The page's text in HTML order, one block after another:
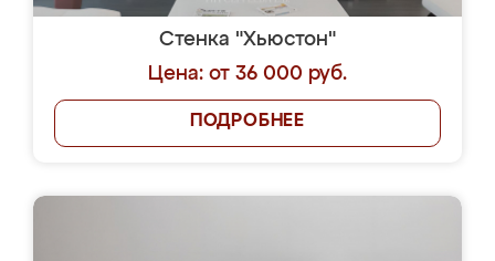
Стенка "Хьюстон"
Цена: от 36 000 руб.
ПОДРОБНЕЕ